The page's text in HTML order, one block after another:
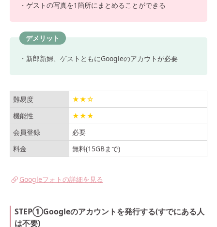
・ゲストの写真を1箇所にまとめることができる
デメリット
・新郎新婦、ゲストともにGoogleのアカウトが必要
難易度
★★☆
機能性
★★★
会員登録
必要
料金
無料(15GBまで)
Googleフォトの詳細を見る
STEP①Googleのアカウントを発行する(すでにある人
は不要)